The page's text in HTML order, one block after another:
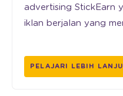
advertising StickEarn
iklan berjalan yang
PELAJARI LEBIH